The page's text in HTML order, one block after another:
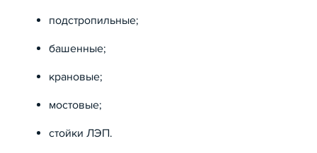
подстропильные;
башенные;
крановые;
мостовые;
стойки ЛЭП.